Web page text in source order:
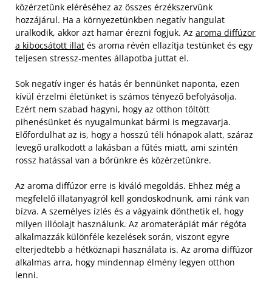
közérzetünk eléréséhez az összes érzékszervünk
hozzájárul. Ha a környezetünkben negatív hangulat
uralkodik, akkor azt hamar érezni fogjuk. Az aroma diffúzor
a kibocsátott illat és aroma révén ellazítja testünket és egy
teljesen stressz-mentes állapotba juttat el.
Sok negatív inger és hatás ér bennünket naponta, ezen
kívül érzelmi életünket is számos tényező befolyásolja.
Ezért nem szabad hagyni, hogy az otthon töltött
pihenésünket és nyugalmunkat bármi is megzavarja.
Előfordulhat az is, hogy a hosszú téli hónapok alatt, száraz
levegő uralkodott a lakásban a fűtés miatt, ami szintén
rossz hatással van a bőrünkre és közérzetünkre.
Az aroma diffúzor erre is kiváló megoldás. Ehhez még a
megfelelő illatanyagról kell gondoskodnunk, ami ránk van
bízva. A személyes ízlés és a vágyaink dönthetik el, hogy
milyen illóolajt használunk. Az aromaterápiát már régóta
alkalmazzák különféle kezelések során, viszont egyre
elterjedtebb a hétköznapi használata is. Az aroma diffúzor
alkalmas arra, hogy mindennap élmény legyen otthon
lenni.